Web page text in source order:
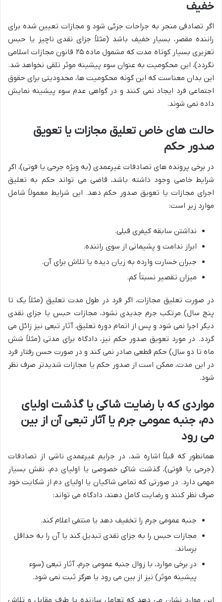
خفیف
اگر تصادفی منجر به جراحات جزئی شود و مجازات تعیین شده برای
راننده مقصر، بسیار خفیف باشد (مثلاً جزای نقدی ناچیز یا حبس
تعزیری بسیار کوتاه مدت که مشمول ماده ۲۵ قانون مجازات اسلامی
نگردد)، این محکومیت به عنوان سوء پیشینه موثر تلقی نخواهد شد.
این بدان معناست که این گونه محکومیت ها، محدودیتی برای حقوق
اجتماعی فرد ایجاد نمی کنند و در گواهی عدم سوء پیشینه نمایش
داده نمی شوند.
حالت های خاص تعلیق مجازات یا تعویق
صدور حکم
در برخی پرونده های تصادفات غیرعمدی (به ویژه جرحی یا فوتی)، اگر
شرایط خاصی وجود داشته باشد، قاضی می تواند حکم به تعلیق
اجرای مجازات یا تعویق صدور حکم دهد. این شرایط معمولاً شامل
موارد زیر است:
نداشتن سابقه کیفری قبلی.
ابراز ندامت و پشیمانی از سوی راننده.
جبران خسارت وارده به زیان دیده یا تلاش برای آن.
میزان تقصیر نسبتاً کم.
در صورت تعلیق مجازات، اگر فرد در طول مدت تعلیق (مثلاً یک تا
پنج سال) مرتکب جرم جدیدی نشود، مجازات حبس یا جزای نقدی
دیگر اجرا نمی شود و پس از اتمام دوره تعلیق، آثار تبعی نیز زائل می
گردد. در مورد تعویق صدور حکم نیز، دادگاه برای مدتی (مثلاً شش
ماه تا دو سال) حکم قطعی صادر نمی کند و در صورت حسن رفتار فرد
در این مدت، ممکن است از صدور حکم یا مجازات شدیدتر صرف نظر
شود.
مواردی که با رضایت شاکی یا گذشت اولیای
دم، جنبه عمومی جرم یا آثار تبعی آن از بین
می رود
همانطور که قبلاً اشاره شد، در جرایم غیرعمدی ناشی از تصادفات
(جرحی یا فوتی)، گذشت شاکی خصوصی یا اولیای دم، نقش بسیار
مهمی دارد. در صورتی که تمامی شاکیان یا اولیای دم از شکایت خود
صرف نظر کنند و رضایت کامل دهند، دادگاه می تواند:
جنبه عمومی جرم را تخفیف دهد یا منتفی اعلام کند.
مجازات حبس را به جزای نقدی تبدیل کند یا آن را به حداقل
برساند.
در برخی موارد، با زوال جنبه عمومی جرم، آثار تبعی (سوء
پیشینه موثر) نیز از بین می رود یا هرگز ثبت نمی شود.